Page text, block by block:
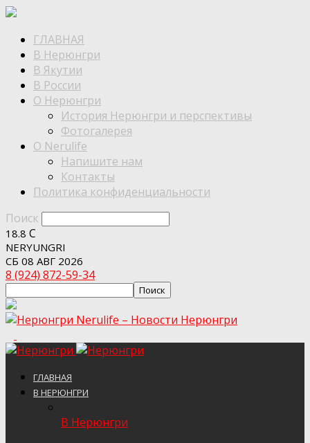
ГЛАВНАЯ
В Нерюнгри
В Якутии
В России
О Нерюнгри
История Нерюнгри и перспективы
Фотогалерея
О Nerulife
Напишите нам
Контакты
Политика конфиденциальности
Поиск
18.8 C
NERYUNGRI
СБ 08 АВГ 2026
8 (924) 872-59-34
Nerulife – Новости Нерюнгри
ГЛАВНАЯ
В НЕРЮНГРИ
В Нерюнгри